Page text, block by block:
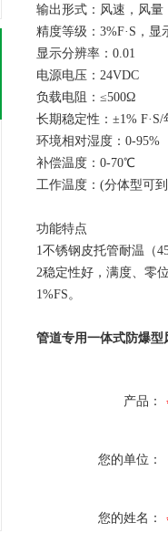
输出形式：风速，风量
精度等级：3%F·S，显
显示分辨率：0.01
电源电压：24VDC
负载电阻：≤500Ω
长期稳定性：±1% F·S/
环境相对湿度：0-95%
补偿温度：0-70℃
工作温度：(分体型可
功能特点
1不锈钢皮托管耐温（
2稳定性好，满度、零
1%FS。
管道专用一体式防爆型
产品：
您的单位：
您的姓名：